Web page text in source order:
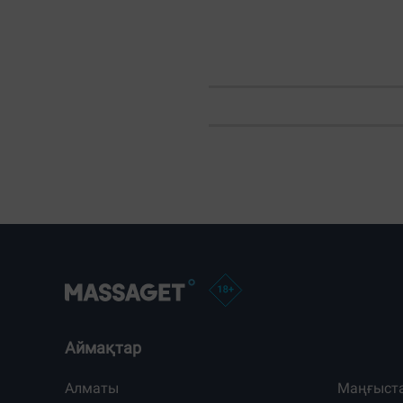
Аймақтар
Алматы